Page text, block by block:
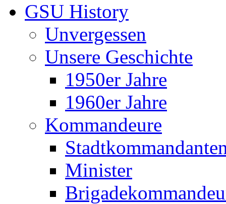
GSU History
Unvergessen
Unsere Geschichte
1950er Jahre
1960er Jahre
Kommandeure
Minister